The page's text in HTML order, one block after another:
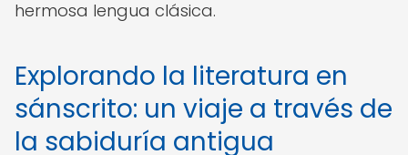
hermosa lengua clásica.
Explorando la literatura en
sánscrito: un viaje a través de
la sabiduría antigua